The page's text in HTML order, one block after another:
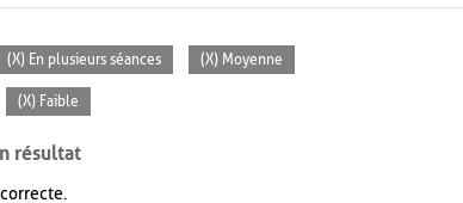
(X) En plusieurs séances (X) Moyenne
(X) Faible
résultat